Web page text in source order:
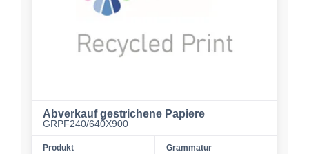
Abverkauf gestrichene Papiere
GRPF240/640X900
Produkt
Grammatur